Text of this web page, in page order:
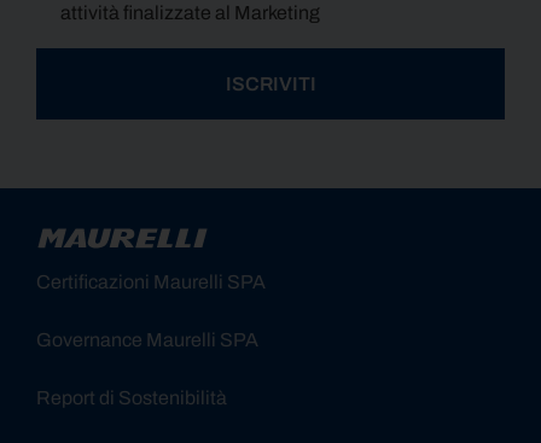
attività finalizzate al Marketing
ISCRIVITI
Certificazioni Maurelli SPA
Governance Maurelli SPA
Report di Sostenibilità